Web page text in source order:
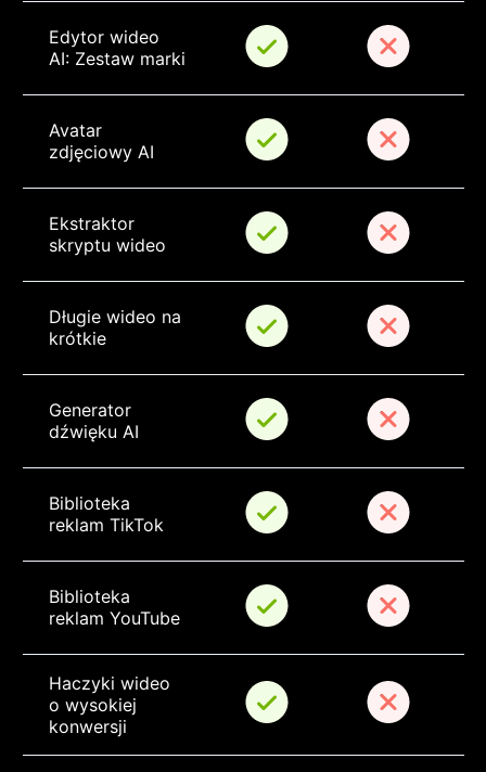
Edytor wideo
AI: Zestaw marki
Avatar
zdjęciowy AI
Ekstraktor
skryptu wideo
Długie wideo na
krótkie
Generator
dźwięku AI
Biblioteka
reklam TikTok
Biblioteka
reklam YouTube
Haczyki wideo
o wysokiej
konwersji